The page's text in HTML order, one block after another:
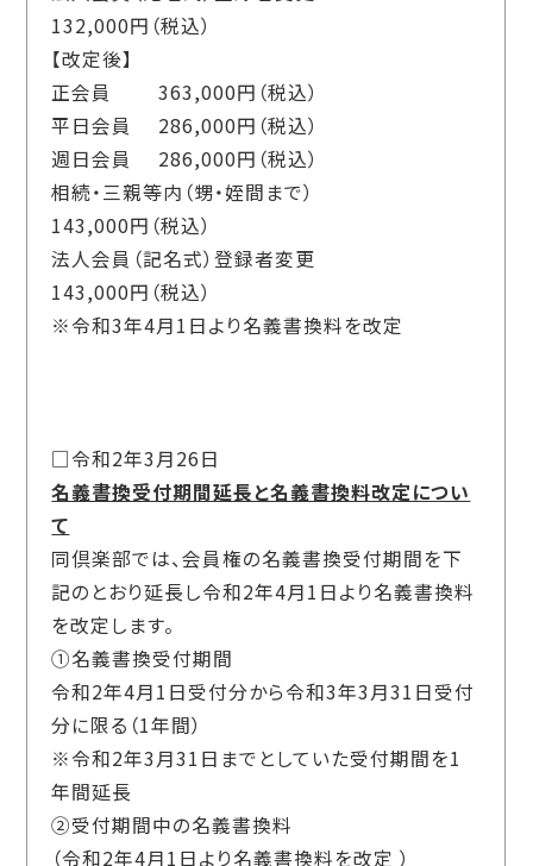
132,000円（税込）
【改定後】
正会員 363,000円（税込）
平日会員 286,000円（税込）
週日会員 286,000円（税込）
相続・三親等内（甥・姪間まで）
143,000円（税込）
法人会員（記名式）登録者変更
143,000円（税込）
※令和3年4月1日より名義書換料を改定
□令和2年3月26日
名義書換受付期間延長と名義書換料改定につい
て
同倶楽部では、会員権の名義書換受付期間を下
記のとおり延長し令和2年4月1日より名義書換料
を改定します。
①名義書換受付期間
令和2年4月1日受付分から令和3年3月31日受付
分に限る（1年間）
※令和2年3月31日までとしていた受付期間を1
年間延長
②受付期間中の名義書換料
（令和2年4月1日より名義書換料を改定 ）